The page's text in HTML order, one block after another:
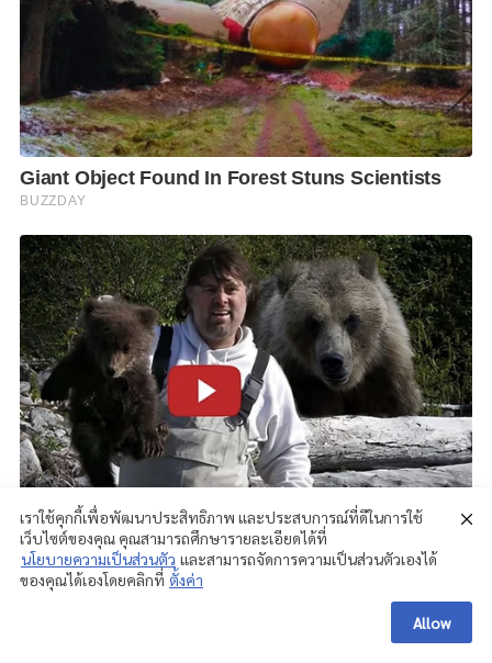
เราใช้คุกกี้เพื่อพัฒนาประสิทธิภาพ และประสบการณ์ที่ดีในการใช้
เว็บไซต์ของคุณ คุณสามารถศึกษารายละเอียดได้ที่
นโยบายความเป็นส่วนตัว และสามารถจัดการความเป็นส่วนตัวเองได้
ของคุณได้เองโดยคลิกที่ ตั้งค่า
Allow